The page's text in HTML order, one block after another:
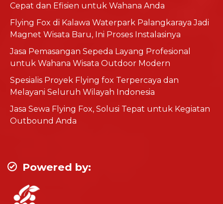
Cepat dan Efisien untuk Wahana Anda
Flying Fox di Kalawa Waterpark Palangkaraya Jadi
Magnet Wisata Baru, Ini Proses Instalasinya
Jasa Pemasangan Sepeda Layang Profesional
untuk Wahana Wisata Outdoor Modern
Spesialis Proyek Flying fox Terpercaya dan
Melayani Seluruh Wilayah Indonesia
Jasa Sewa Flying Fox, Solusi Tepat untuk Kegiatan
Outbound Anda
Powered by: